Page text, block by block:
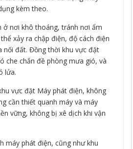
kèm theo.
ở nơi khô thoáng, tránh nơi ẩm
xảy ra chập điện, độ cách điện
nối đất. Đồng thời khu vực đặt
che chắn đề phòng mưa gió, và
lửa.
vực đặt Máy phát điện, không
cần thiết quanh máy và máy
vững, không bị xê dịch khi vận
máy phát điện, cũng như khu